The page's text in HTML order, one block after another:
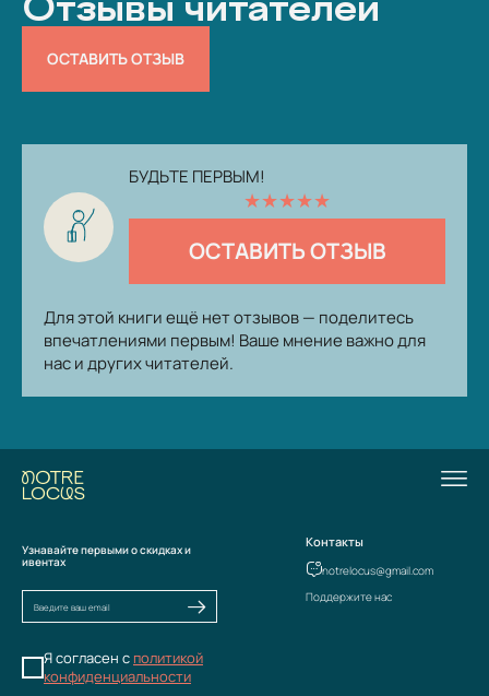
ОСТАВИТЬ ОТЗЫВ
БУДЬТЕ ПЕРВЫМ!
★★★★★
ОСТАВИТЬ ОТЗЫВ
Для этой книги ещё нет отзывов — поделитесь
впечатлениями первым! Ваше мнение важно для
нас и других читателей.
Узнавайте первыми о скидках и
ивентах
Я согласен с политикой
конфиденциальности
Контакты
notrelocus@gmail.com
Поддержите нас